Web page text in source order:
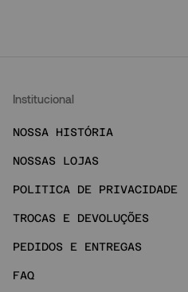
Institucional
NOSSA HISTÓRIA
NOSSAS LOJAS
POLITICA DE PRIVACIDADE
TROCAS E DEVOLUÇÕES
PEDIDOS E ENTREGAS
FAQ